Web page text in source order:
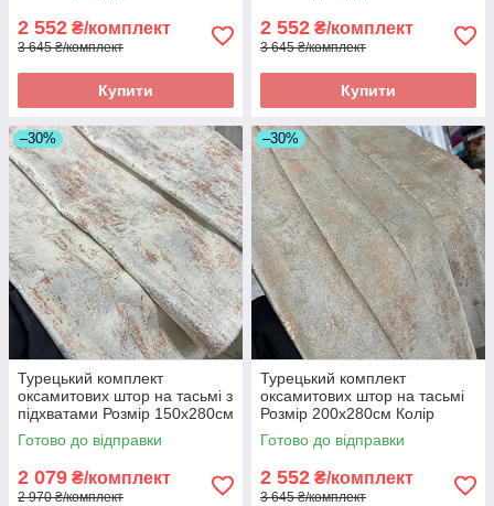
2 552 ₴/комплект
3 645 ₴/комплект
Купити
2 552 ₴/комплект
3 645 ₴/комплект
Купити
–30%
Турецький комплект
оксамитових штор на тасьмі з
підхватами Розмір 150х280см
Колір Кремовий
Готово до відправки
2 079 ₴/комплект
2 970 ₴/комплект
–30%
Турецький комплект
оксамитових штор на тасьмі
Розмір 200х280см Колір
холодний беж
Готово до відправки
2 552 ₴/комплект
3 645 ₴/комплект